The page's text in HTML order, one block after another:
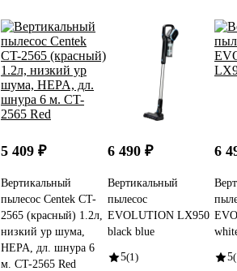
5 409 ₽
Вертикальный
пылесос Centek CT-
2565 (красный) 1.2л,
низкий ур шума,
HEPA, дл. шнура 6
м. CT-2565 Red
6 490 ₽
Вертикальный
пылесос
EVOLUTION LX950
black blue
5(1)
6
5